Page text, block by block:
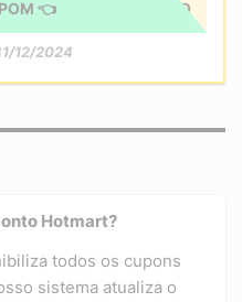
CUPOM APLICADO
👈
12/2024
Hotmart?
todos os cupons
sistema atualiza o